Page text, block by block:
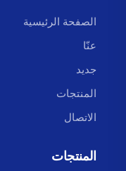
الصفحة الرئيسية
عنّا
جديد
المنتجات
الاتصال
المنتجات